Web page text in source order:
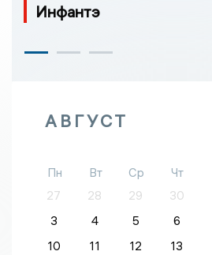
Инфантэ
АВГУСТ
Пн Вт Ср Чт
27
28 29 30
3
4 5 6
10
11 12 13